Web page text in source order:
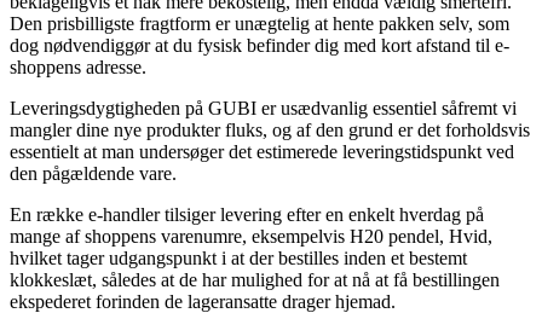
Den prisbilligste fragtform er unægtelig at hente pakken selv, som
dog nødvendiggør at du fysisk befinder dig med kort afstand til e-
shoppens adresse.
Leveringsdygtigheden på GUBI er usædvanlig essentiel såfremt vi
mangler dine nye produkter fluks, og af den grund er det forholdsvis
essentielt at man undersøger det estimerede leveringstidspunkt ved
den pågældende vare.
En række e-handler tilsiger levering efter en enkelt hverdag på
mange af shoppens varenumre, eksempelvis H20 pendel, Hvid,
hvilket tager udgangspunkt i at der bestilles inden et bestemt
klokkeslæt, således at de har mulighed for at nå at få bestillingen
ekspederet forinden de lageransatte drager hjemad.